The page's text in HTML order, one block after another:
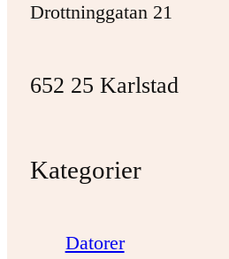
Drottninggatan 21
652 25 Karlstad
Kategorier
Datorer